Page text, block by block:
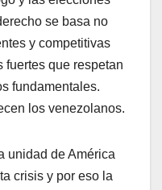
se basa no
y competitivas
fuertes que respetan
fundamentales.
los venezolanos.
unidad de América
crisis y por eso la